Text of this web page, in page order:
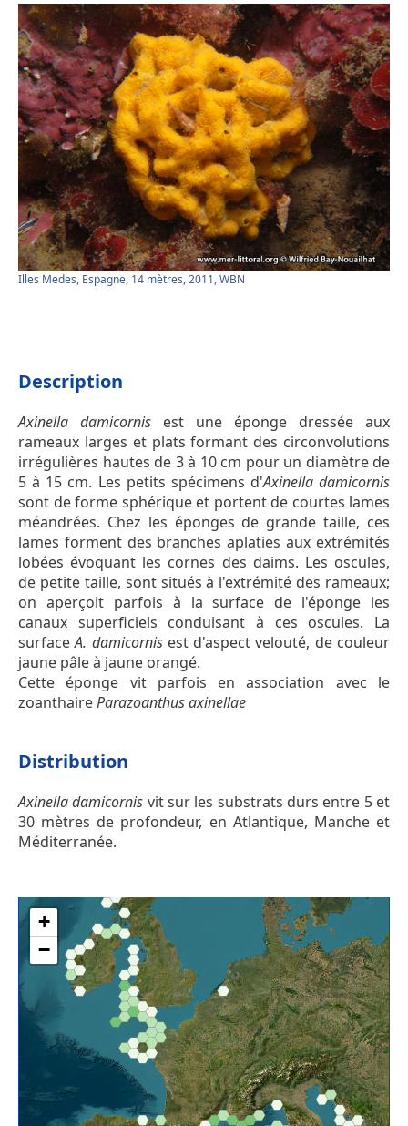
Illes Medes, Espagne, 14 mètres, 2011, WBN
Description
Axinella damicornis est une éponge dressée aux
rameaux larges et plats formant des circonvolutions
irrégulières hautes de 3 à 10 cm pour un diamètre de
5 à 15 cm. Les petits spécimens d'Axinella damicornis
sont de forme sphérique et portent de courtes lames
méandrées. Chez les éponges de grande taille, ces
lames forment des branches aplaties aux extrémités
lobées évoquant les cornes des daims. Les oscules,
de petite taille, sont situés à l'extrémité des rameaux;
on aperçoit parfois à la surface de l'éponge les
canaux superficiels conduisant à ces oscules. La
surfaceA. damicornisest d'aspect velouté, de couleur
jaune pâle à jaune orangé.
Cette éponge vit parfois en association avec le
zoanthaireParazoanthus axinellae
Distribution
Axinella damicornis vit sur les substrats durs entre 5 et
30 mètres de profondeur, en Atlantique, Manche et
Méditerranée.